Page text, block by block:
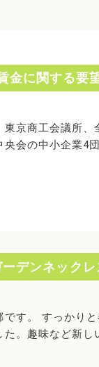
金に関する要
東京商工会議所、
央会の中小企業4
ーデンネック
です。 すっかり
た。趣味など新し